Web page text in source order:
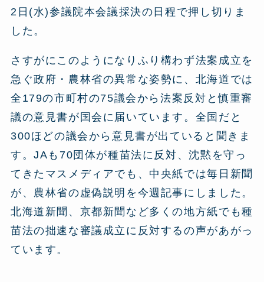
2日(水)参議院本会議採決の日程で押し切りま
した。
さすがにこのようになりふり構わず法案成立を
急ぐ政府・農林省の異常な姿勢に、北海道では
全179の市町村の75議会から法案反対と慎重審
議の意見書が国会に届いています。全国だと
300ほどの議会から意見書が出ていると聞きま
す。JAも70団体が種苗法に反対、沈黙を守っ
てきたマスメディアでも、中央紙では毎日新聞
が、農林省の虚偽説明を今週記事にしました。
北海道新聞、京都新聞など多くの地方紙でも種
苗法の拙速な審議成立に反対するの声があがっ
ています。